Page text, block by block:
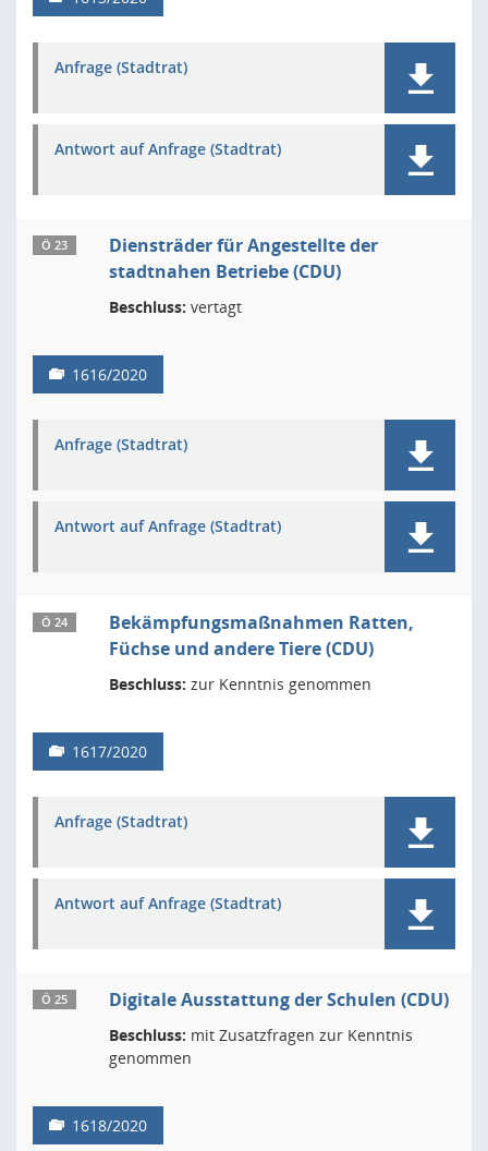
Anfrage (Stadtrat)
Antwort auf Anfrage (Stadtrat)
Ö 23
Diensträder für Angestellte der
stadtnahen Betriebe (CDU)
Beschluss: vertagt
1616/2020
Anfrage (Stadtrat)
Antwort auf Anfrage (Stadtrat)
Ö 24
Bekämpfungsmaßnahmen Ratten,
Füchse und andere Tiere (CDU)
Beschluss: zur Kenntnis genommen
1617/2020
Anfrage (Stadtrat)
Antwort auf Anfrage (Stadtrat)
Ö 25 Digitale Ausstattung der Schulen (CDU)
Beschluss: mit Zusatzfragen zur Kenntnis
genommen
1618/2020